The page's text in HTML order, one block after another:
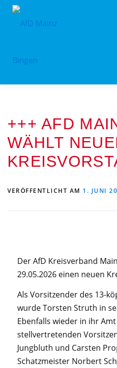
PROGRAMM
KONTAKT
+++ AFD
WÄHLT
VERÖFFENTLICHT AM 1. JUNI
Der AfD Kreisverband
29.05.2026 einen neuen
Als Vorsitzender des 13-
wurde Torsten Struth in
Ebenfalls wieder in ihr
stellvertretenden
Jungbluth und Carsten
Schatzmeister Norbert